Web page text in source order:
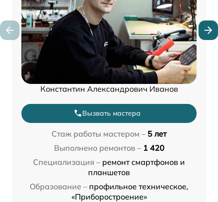
Константин Александрович Иванов
Вызвать мастера
Стаж работы мастером – 5 лет
Выполнено ремонтов – 1 420
Специализация – ремонт смартфонов и
планшетов
Образование – профильное техническое,
«Приборостроение»